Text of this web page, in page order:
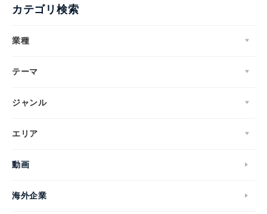
カテゴリ検索
業種
テーマ
ジャンル
エリア
動画
海外企業